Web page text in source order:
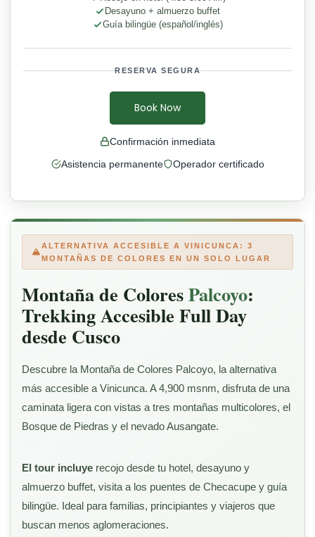
ALTERNATIVA ACCESIBLE A VINICUNCA: 3
MONTAÑAS DE COLORES EN UN SOLO LUGAR
Montaña de ColoresPalcoyo:
Trekking Accesible Full Day
desde Cusco
Descubre la Montaña de Colores Palcoyo, la alternativa
más accesible a Vinicunca. A 4,900 msnm, disfruta de una
caminata ligera con vistas a tres montañas multicolores, el
Bosque de Piedras y el nevado Ausangate.
El tour incluye recojo desde tu hotel, desayuno y
almuerzo buffet, visita a los puentes de Checacupe y guía
bilingüe. Ideal para familias, principiantes y viajeros que
buscan menos aglomeraciones.
Desayuno + almuerzo buffet
Guía bilingüe (español/inglés)
RESERVA SEGURA
Book Now
Confirmación inmediata
Asistencia permanente
Operador certificado